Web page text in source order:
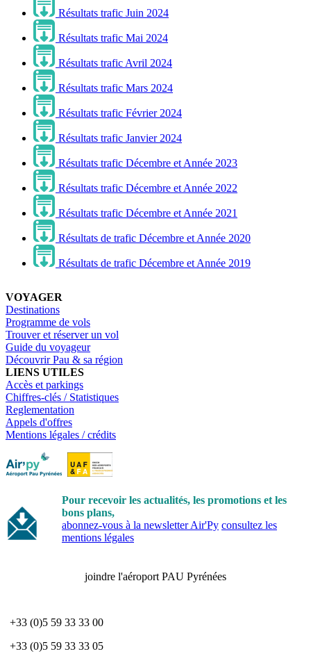
Résultats trafic Juin 2024
Résultats trafic Mai 2024
Résultats trafic Avril 2024
Résultats trafic Mars 2024
Résultats trafic Février 2024
Résultats trafic Janvier 2024
Résultats trafic Décembre et Année 2023
Résultats trafic Décembre et Année 2022
Résultats trafic Décembre et Année 2021
Résultats de trafic Décembre et Année 2020
Résultats de trafic Décembre et Année 2019
VOYAGER
Destinations
Programme de vols
Trouver et réserver un vol
Guide du voyageur
Découvrir Pau & sa région
LIENS UTILES
Accès et parkings
Chiffres-clés / Statistiques
Reglementation
Appels d'offres
Mentions légales / crédits
Pour recevoir les actualités, les promotions et les
bons plans,
abonnez-vous à la newsletter Air'Py consultez les
mentions légales
joindre l'aéroport PAU Pyrénées
+33 (0)5 59 33 33 00
+33 (0)5 59 33 33 05